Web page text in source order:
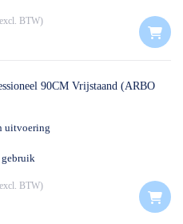
excl. BTW
90CM Vrijstaand (ARBO
uitvoering
gebruik
excl. BTW